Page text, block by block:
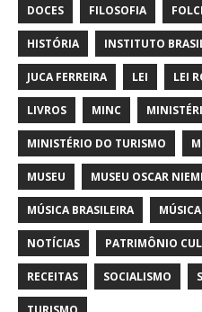
DOCES FILOSOFIA
HISTÓRIA INSTITUTO
JUCA FERREIRA LEI LEI
LIVROS MINC
MINISTÉRIO DO TURISMO
MUSEU MUSEU OSCAR
MÚSICA BRASILEIRA
NOTÍCIAS PATRIMÔNIO
RECEITAS SOCIALISMO